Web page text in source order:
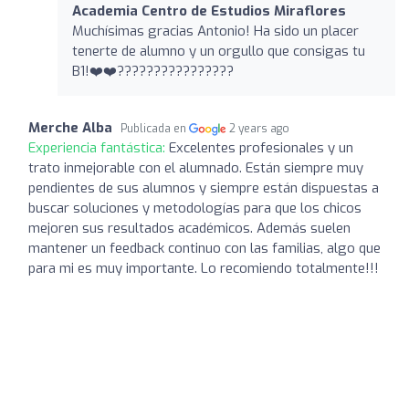
Academia Centro de Estudios Miraflores
Muchísimas gracias Antonio! Ha sido un placer
tenerte de alumno y un orgullo que consigas tu
B1!❤️❤️????????????????
Merche Alba Publicada en 2 years ago
Experiencia fantástica: Excelentes profesionales y un
trato inmejorable con el alumnado. Están siempre muy
pendientes de sus alumnos y siempre están dispuestas a
buscar soluciones y metodologías para que los chicos
mejoren sus resultados académicos. Además suelen
mantener un feedback continuo con las familias, algo que
para mi es muy importante. Lo recomiendo totalmente!!!